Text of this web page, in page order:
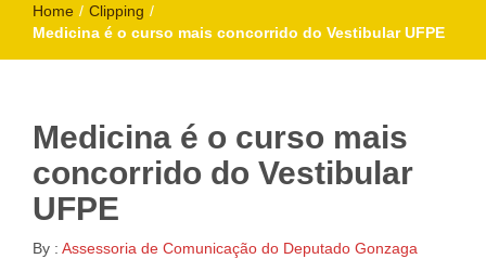
Home / Clipping /
Medicina é o curso mais concorrido do Vestibular UFPE
Medicina é o curso mais
concorrido do Vestibular
UFPE
By : Assessoria de Comunicação do Deputado Gonzaga